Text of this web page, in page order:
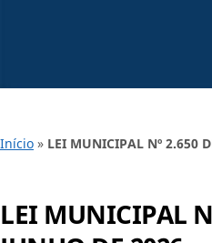
Início » LEI MUNICIPAL Nº 2.650
LEI MUNICIPAL